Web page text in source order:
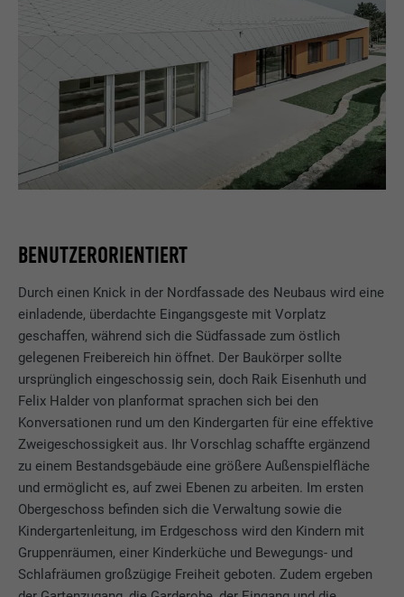
BENUTZERORIENTIERT
Durch einen Knick in der Nordfassade des Neubaus wird eine
einladende, überdachte Eingangsgeste mit Vorplatz
geschaffen, während sich die Südfassade zum östlich
gelegenen Freibereich hin öffnet. Der Baukörper sollte
ursprünglich eingeschossig sein, doch Raik Eisenhuth und
Felix Halder von planformat sprachen sich bei den
Konversationen rund um den Kindergarten für eine effektive
Zweigeschossigkeit aus. Ihr Vorschlag schaffte ergänzend
zu einem Bestandsgebäude eine größere Außenspielfläche
und ermöglicht es, auf zwei Ebenen zu arbeiten. Im ersten
Obergeschoss befinden sich die Verwaltung sowie die
Kindergartenleitung, im Erdgeschoss wird den Kindern mit
Gruppenräumen, einer Kinderküche und Bewegungs- und
Schlafräumen großzügige Freiheit geboten. Zudem ergeben